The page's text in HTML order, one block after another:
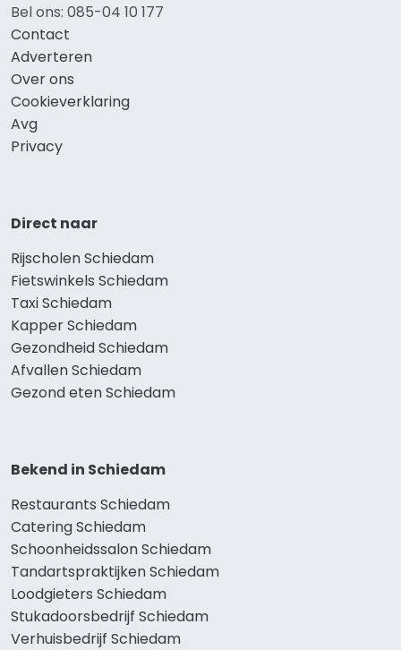
Bel ons: 085-04 10 177
Contact
Adverteren
Over ons
Cookieverklaring
Avg
Privacy
Direct naar
Rijscholen Schiedam
Fietswinkels Schiedam
Taxi Schiedam
Kapper Schiedam
Gezondheid Schiedam
Afvallen Schiedam
Gezond eten Schiedam
Bekend in Schiedam
Restaurants Schiedam
Catering Schiedam
Schoonheidssalon Schiedam
Tandartspraktijken Schiedam
Loodgieters Schiedam
Stukadoorsbedrijf Schiedam
Verhuisbedrijf Schiedam